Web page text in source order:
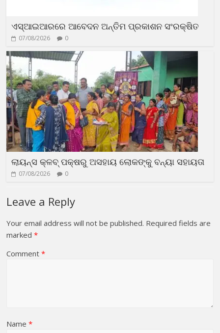
ଏସ୍‌ଆଇଆରରେ ଆବେଦନ ଅନ୍ତିମ ପ୍ରକାଶନ ସଂରକ୍ଷିତ
07/08/2026 0
ଲାୟନ୍ସ କ୍ଳବ୍ ପକ୍ଷରୁ ଅସହାୟ ଲୋକଙ୍କୁ ବନ୍ୟା ସହାୟତା
07/08/2026 0
Leave a Reply
Your email address will not be published. Required fields are
marked*
Comment*
Name*